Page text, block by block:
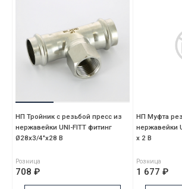
НП Тройник с резьбой пресс из
нержавейки UNI-FITT фитинг
Ø28х3/4"х28 В
Розница
708 ₽
НП Муфта
нержавейки
х 2 В
Розница
1 677 ₽